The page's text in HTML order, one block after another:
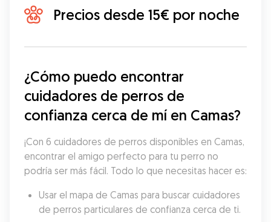
Precios desde 15€ por noche
¿Cómo puedo encontrar
cuidadores de perros de
confianza cerca de mí en Camas?
¡Con 6 cuidadores de perros disponibles en Camas,
encontrar el amigo perfecto para tu perro no
podría ser más fácil. Todo lo que necesitas hacer es:
Usar el mapa de Camas para buscar cuidadores
de perros particulares de confianza cerca de ti.